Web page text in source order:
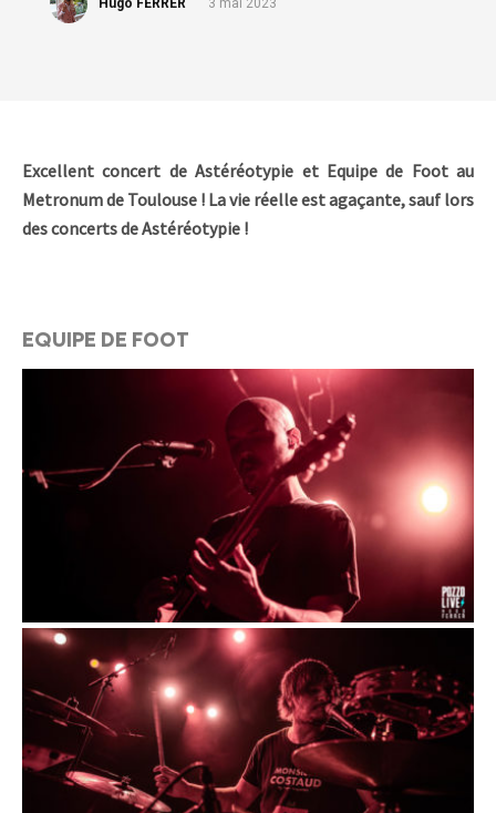
Hugo FERRER 3 mai 2023
Excellent concert de Astéréotypie et Equipe de Foot au
Metronum de Toulouse ! La vie réelle est agaçante, sauf lors
des concerts de Astéréotypie !
EQUIPE DE FOOT